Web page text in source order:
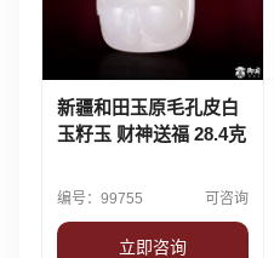
新疆和田玉原毛孔皮白
玉籽玉 财神送福 28.4克
编号：99755 可咨询
立即咨询